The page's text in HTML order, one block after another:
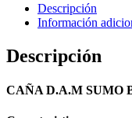
Descripción
Información
Descripción
CAÑA D.A.M SUMO